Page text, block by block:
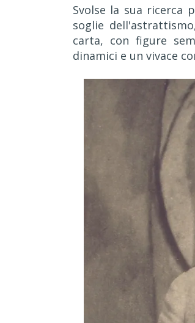
Svolse la sua ricerca
soglie
carta, con figure
dinamici e un vivace